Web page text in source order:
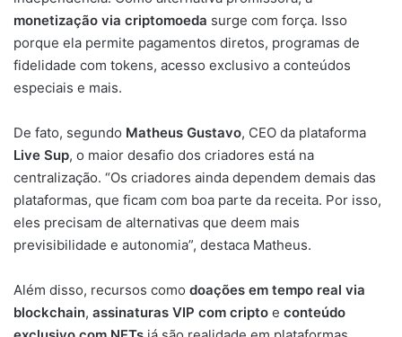
monetização via criptomoeda surge com força. Isso
porque ela permite pagamentos diretos, programas de
fidelidade com tokens, acesso exclusivo a conteúdos
especiais e mais.
De fato, segundo Matheus Gustavo, CEO da plataforma
Live Sup, o maior desafio dos criadores está na
centralização. “Os criadores ainda dependem demais das
plataformas, que ficam com boa parte da receita. Por isso,
eles precisam de alternativas que deem mais
previsibilidade e autonomia”, destaca Matheus.
Além disso, recursos como doações em tempo real via
blockchain, assinaturas VIP com cripto e conteúdo